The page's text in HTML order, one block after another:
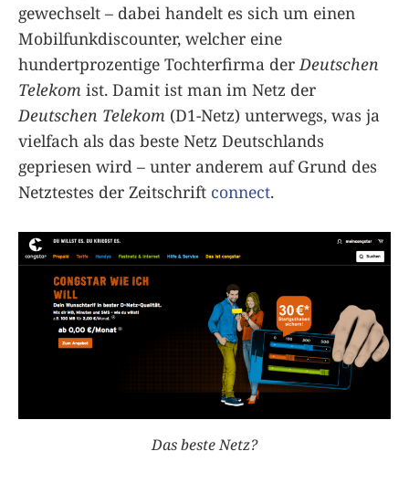
gewechselt – dabei handelt es sich um einen
Mobilfunkdiscounter, welcher eine
hundertprozentige Tochterfirma der Deutschen
Telekom ist. Damit ist man im Netz der
Deutschen Telekom (D1-Netz) unterwegs, was ja
vielfach als das beste Netz Deutschlands
gepriesen wird – unter anderem auf Grund des
Netztestes der Zeitschrift connect.
Das beste Netz?